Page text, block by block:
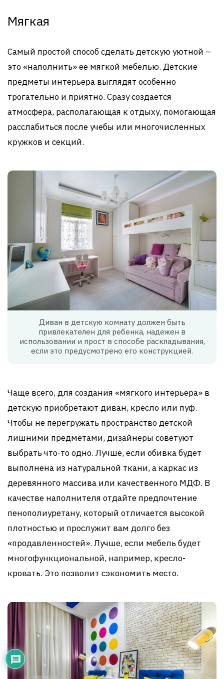
Мягкая
Самый простой способ сделать детскую уютной –
это «наполнить» ее мягкой мебелью. Детские
предметы интерьера выглядят особенно
трогательно и приятно. Сразу создается
атмосфера, располагающая к отдыху, помогающая
расслабиться после учебы или многочисленных
кружков и секций.
Диван в детскую комнату должен быть
привлекателен для ребенка, надежен в
использовании и прост в способе раскладывания,
если это предусмотрено его конструкцией.
Чаще всего, для создания «мягкого интерьера» в
детскую приобретают диван, кресло или пуф.
Чтобы не перегружать пространство детской
лишними предметами, дизайнеры советуют
выбрать что-то одно. Лучше, если обивка будет
выполнена из натуральной ткани, а каркас из
деревянного массива или качественного МДФ. В
качестве наполнителя отдайте предпочтение
пенополиуретану, который отличается высокой
плотностью и прослужит вам долго без
«продавленностей». Лучше, если мебель будет
многофункциональной, например, кресло-
кровать. Это позволит сэкономить место.